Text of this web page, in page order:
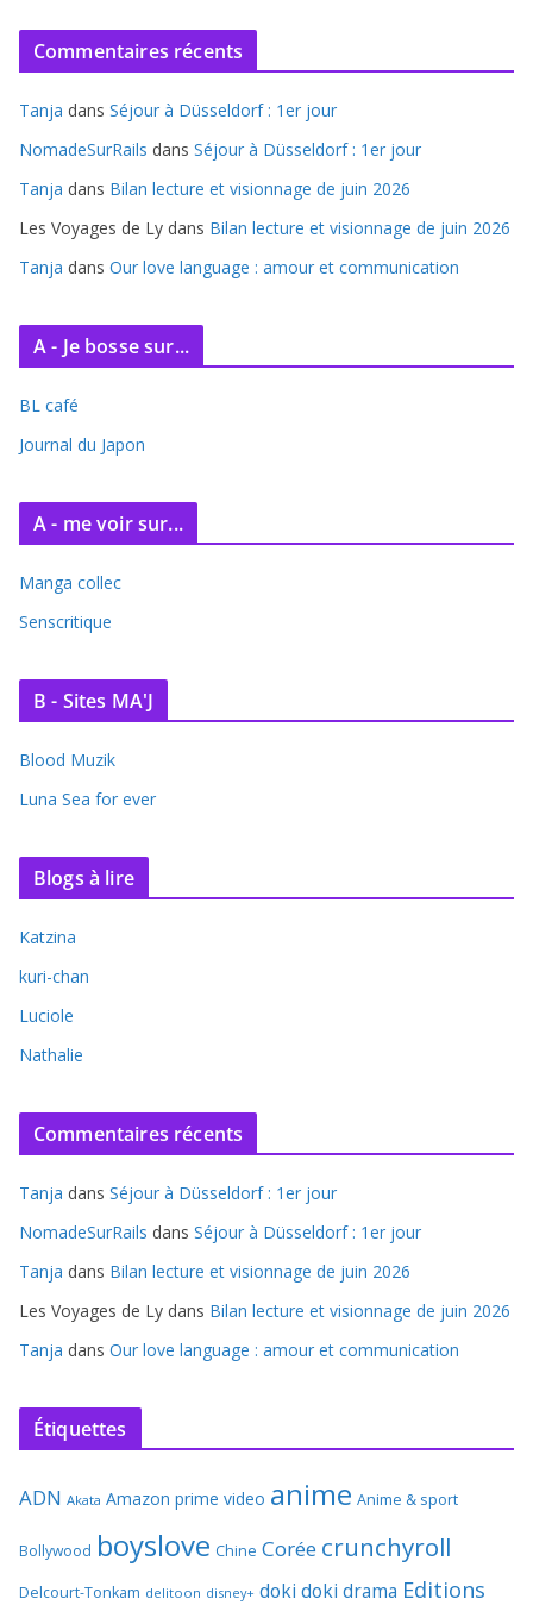
c
v
e
s
Commentaires récents
Tanja dans Séjour à Düsseldorf : 1er jour
NomadeSurRails dans Séjour à Düsseldorf : 1er jour
Tanja dans Bilan lecture et visionnage de juin 2026
Les Voyages de Ly dans Bilan lecture et visionnage de juin 2026
Tanja dans Our love language : amour et communication
A - Je bosse sur...
BL café
Journal du Japon
A - me voir sur...
Manga collec
Senscritique
B - Sites MA'J
Blood Muzik
Luna Sea for ever
Blogs à lire
Katzina
kuri-chan
Luciole
Nathalie
Commentaires récents
Tanja dans Séjour à Düsseldorf : 1er jour
NomadeSurRails dans Séjour à Düsseldorf : 1er jour
Tanja dans Bilan lecture et visionnage de juin 2026
Les Voyages de Ly dans Bilan lecture et visionnage de juin 2026
Tanja dans Our love language : amour et communication
Étiquettes
ADN Akata Amazon prime video anime Anime & sport
Bollywood boyslove Chine Corée crunchyroll
Delcourt-Tonkam delitoon disney+ doki doki drama Editions